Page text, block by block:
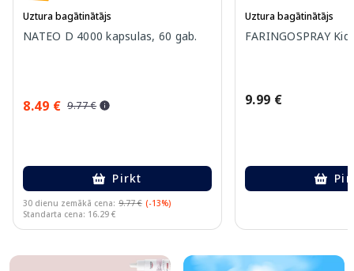
Uztura bagātinātājs
NATEO D 4000 kapsulas, 60 gab.
8.49 € 9.77 €
Pirkt
30 dienu zemākā cena: 9.77 € (-13%)
Standarta cena: 16.29 €
Uztura bagātinātājs
FARINGOSPRAY
9.99 €